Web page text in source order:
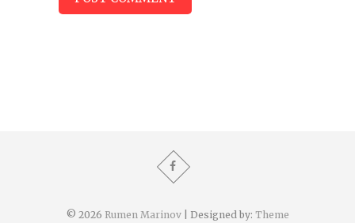
© 2026 Rumen Marinov| Designed by: Theme